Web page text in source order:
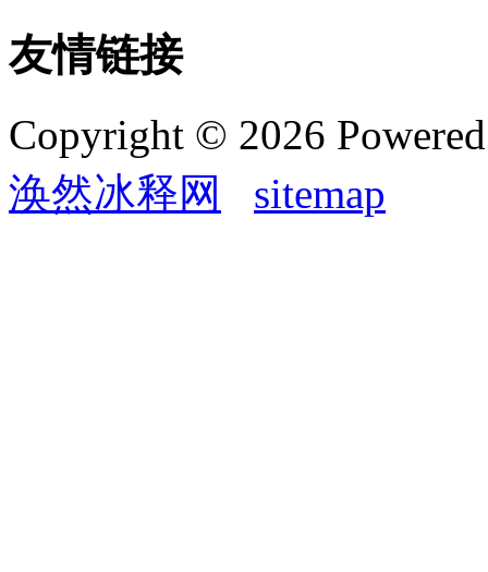
友情链接
Copyright © 2026
涣然冰释网
sitemap